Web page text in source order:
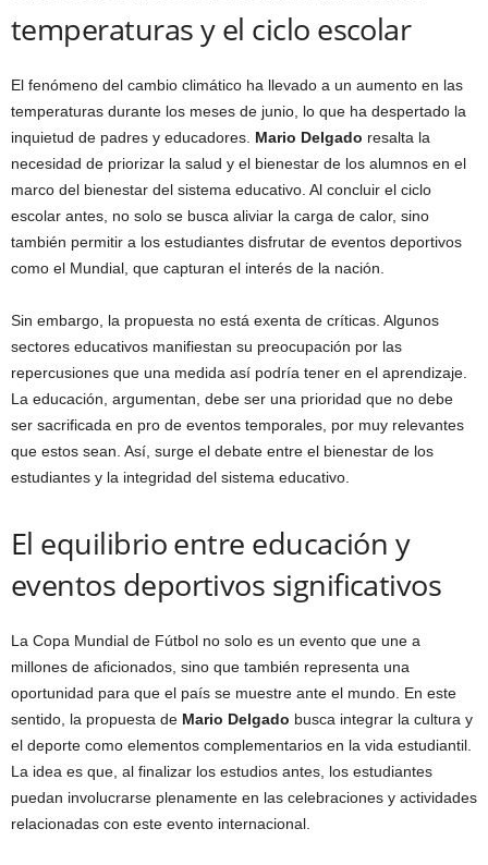
temperaturas y el ciclo escolar
El fenómeno del cambio climático ha llevado a un aumento en las
temperaturas durante los meses de junio, lo que ha despertado la
inquietud de padres y educadores. Mario Delgado resalta la
necesidad de priorizar la salud y el bienestar de los alumnos en el
marco del bienestar del sistema educativo. Al concluir el ciclo
escolar antes, no solo se busca aliviar la carga de calor, sino
también permitir a los estudiantes disfrutar de eventos deportivos
como el Mundial, que capturan el interés de la nación.
Sin embargo, la propuesta no está exenta de críticas. Algunos
sectores educativos manifiestan su preocupación por las
repercusiones que una medida así podría tener en el aprendizaje.
La educación, argumentan, debe ser una prioridad que no debe
ser sacrificada en pro de eventos temporales, por muy relevantes
que estos sean. Así, surge el debate entre el bienestar de los
estudiantes y la integridad del sistema educativo.
El equilibrio entre educación y
eventos deportivos significativos
La Copa Mundial de Fútbol no solo es un evento que une a
millones de aficionados, sino que también representa una
oportunidad para que el país se muestre ante el mundo. En este
sentido, la propuesta de Mario Delgado busca integrar la cultura y
el deporte como elementos complementarios en la vida estudiantil.
La idea es que, al finalizar los estudios antes, los estudiantes
puedan involucrarse plenamente en las celebraciones y actividades
relacionadas con este evento internacional.